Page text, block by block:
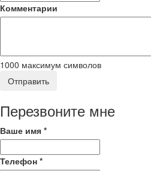
Комментарии
1000 максимум символов
Отправить
Перезвоните мне
Ваше имя *
Телефон *